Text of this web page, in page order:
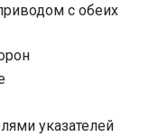
с обеих
указателей